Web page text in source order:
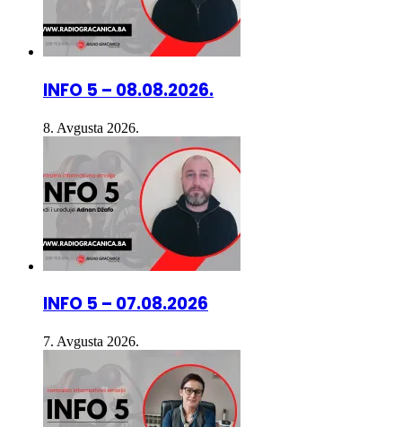
INFO 5 – 08.08.2026.
8. Avgusta 2026.
INFO 5 – 07.08.2026
7. Avgusta 2026.